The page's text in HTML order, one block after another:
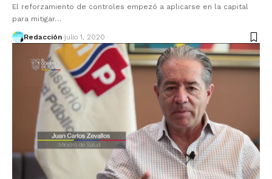
El reforzamiento de controles empezó a aplicarse en la capital
para mitigar…
Redacción julio 1, 2020